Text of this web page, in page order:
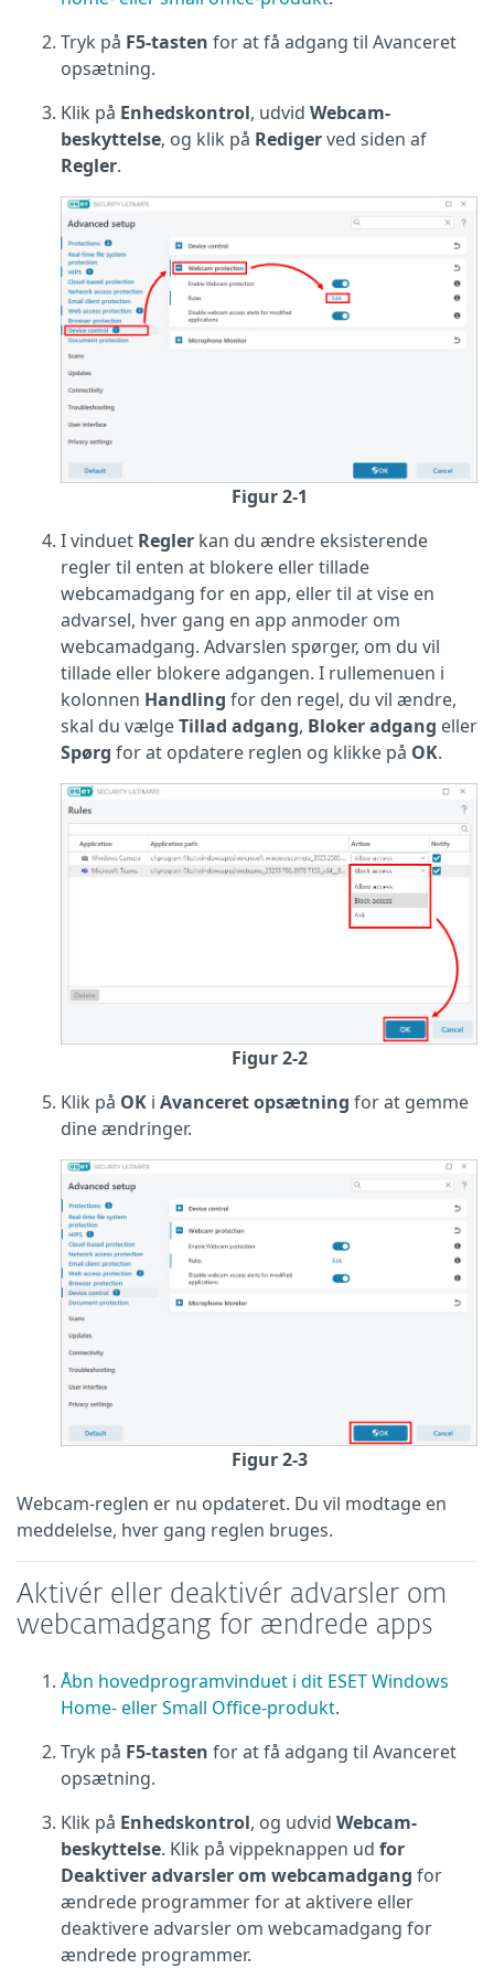
Tryk på F5-tasten for at få adgang til Avanceret
opsætning.
Klik på Enhedskontrol, udvid Webcam-
beskyttelse, og klik på Redigerved siden af
Regler.
Figur 2-1
I vinduet Regler kan du ændre eksisterende
regler til enten at blokere eller tillade
webcamadgang for en app, eller til at vise en
advarsel, hver gang en app anmoder om
webcamadgang. Advarslen spørger, om du vil
tillade eller blokere adgangen. I rullemenuen i
kolonnen Handling for den regel, du vil ændre,
skal du vælgeTillad adgang, Bloker adgang eller
Spørg for at opdatere reglen og klikke på OK.
Figur 2-2
Klik på OK i Avanceret opsætning for at gemme
dine ændringer.
Figur 2-3
Webcam-reglen er nu opdateret. Du vil modtage en
meddelelse, hver gang reglen bruges.
Aktivér eller deaktivér advarsler om
webcamadgang for ændrede apps
Åbn hovedprogramvinduet i dit ESET Windows
Home- eller Small Office-produkt.
Tryk på F5-tasten for at få adgang til Avanceret
opsætning.
Klik på Enhedskontrol, og udvid Webcam-
beskyttelse. Klik på vippeknappen ud for
Deaktiver advarsler om webcamadgang for
ændrede programmer for at aktivere eller
deaktivere advarsler om webcamadgang for
ændrede programmer.